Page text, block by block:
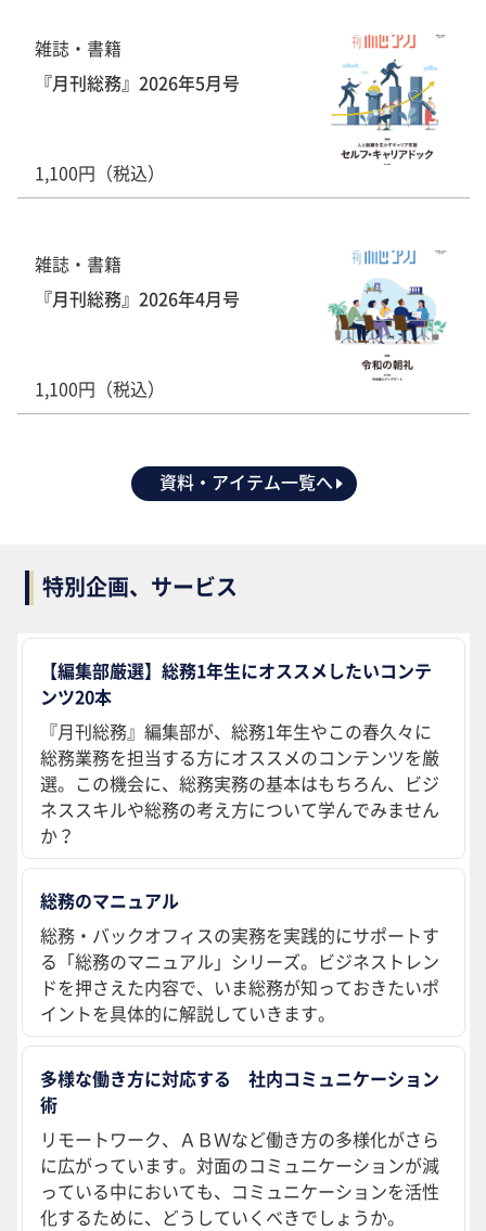
雑誌・書籍
『月刊総務』2026年5月号
1,100円（税込）
雑誌・書籍
『月刊総務』2026年4月号
1,100円（税込）
資料・アイテム一覧へ
特別企画、サービス
【編集部厳選】総務1年生にオススメしたいコンテ
ンツ20本
『月刊総務』編集部が、総務1年生やこの春久々に
総務業務を担当する方にオススメのコンテンツを厳
選。この機会に、総務実務の基本はもちろん、ビジ
ネススキルや総務の考え方について学んでみません
か？
総務のマニュアル
総務・バックオフィスの実務を実践的にサポートす
る「総務のマニュアル」シリーズ。ビジネストレン
ドを押さえた内容で、いま総務が知っておきたいポ
イントを具体的に解説していきます。
多様な働き方に対応する 社内コミュニケーション
術
リモートワーク、ＡＢＷなど働き方の多様化がさら
に広がっています。対面のコミュニケーションが減
っている中においても、コミュニケーションを活性
化するために、どうしていくべきでしょうか。